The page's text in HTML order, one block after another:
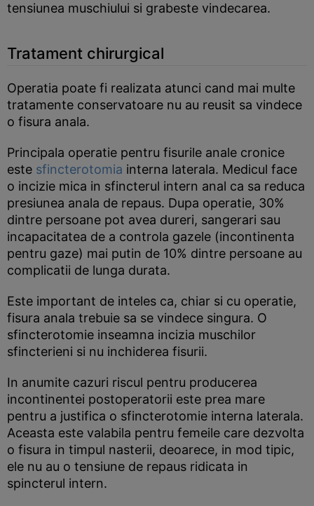
tensiunea muschiului si grabeste vindecarea.
Tratament chirurgical
Operatia poate fi realizata atunci cand mai multe
tratamente conservatoare nu au reusit sa vindece
o fisura anala.
Principala operatie pentru fisurile anale cronice
este sfincterotomia interna laterala. Medicul face
o incizie mica in sfincterul intern anal ca sa reduca
presiunea anala de repaus. Dupa operatie, 30%
dintre persoane pot avea dureri, sangerari sau
incapacitatea de a controla gazele (incontinenta
pentru gaze) mai putin de 10% dintre persoane au
complicatii de lunga durata.
Este important de inteles ca, chiar si cu operatie,
fisura anala trebuie sa se vindece singura. O
sfincterotomie inseamna incizia muschilor
sfincterieni si nu inchiderea fisurii.
In anumite cazuri riscul pentru producerea
incontinentei postoperatorii este prea mare
pentru a justifica o sfincterotomie interna laterala.
Aceasta este valabila pentru femeile care dezvolta
o fisura in timpul nasterii, deoarece, in mod tipic,
ele nu au o tensiune de repaus ridicata in
spincterul intern.